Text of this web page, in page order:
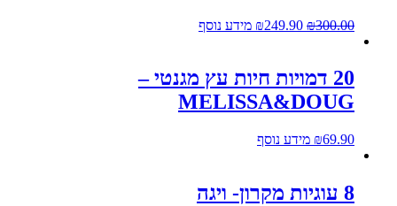
₪300.00
₪249.90 מידע נוסף
20 דמויות חיות עץ מגנטי –
MELISSA&DOUG
₪69.90 מידע נוסף
8 עוגיות מקרון- ויגה